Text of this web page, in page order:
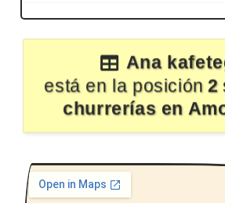
Ana
está en la posición 2
churrerías en